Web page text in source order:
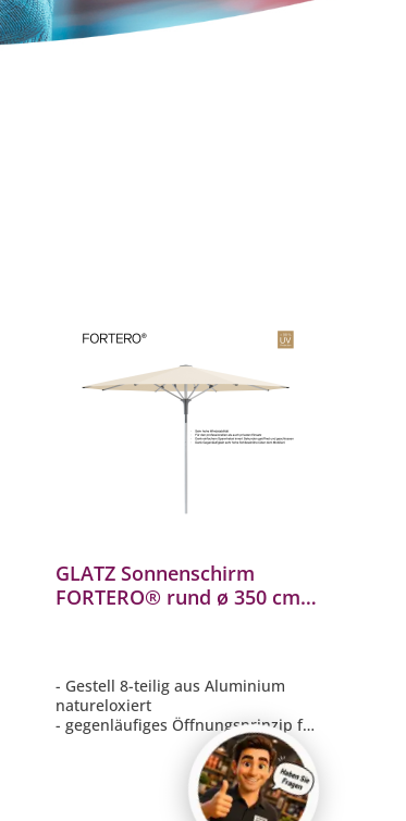
GLATZ Sonnenschirm
FORTERO® rund ø 350 cm
- Gestell 8-teilig aus Aluminium
natureloxiert
- gegenläufiges Öffnungsprinzip für
- Schrauben und Nieten aus
- Schnelles Öffnen und Schließen